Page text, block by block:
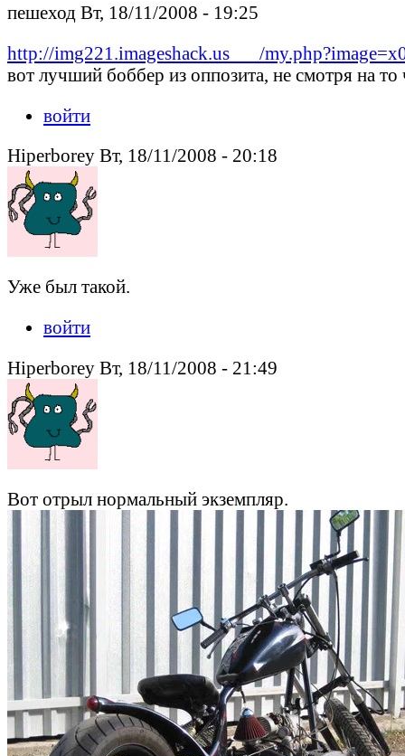
пешеход Вт, 18/11/2008 - 19:25
http://img221.imageshack.us___/
вот лучший боббер из оппозита, не смотря на то
войти
Hiperborey Вт, 18/11/2008 - 20:18
Уже был такой.
войти
Hiperborey Вт, 18/11/2008 - 21:49
Вот отрыл нормальный экземпляр.